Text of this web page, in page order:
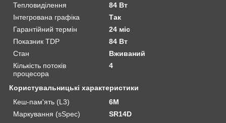
Тепловиділення
84 Вт
Інтегрована графіка
Так
Гарантійний термін
24 міс
Показник TDP
84 Вт
Стан
Вживаний
Кількість потоків
процесора
4
Користувальницькі характеристики
Кеш-пам'ять (L3)
6M
Маркування (sSpec)
SR14D